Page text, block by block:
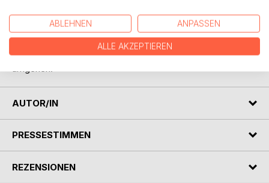
hervorbrechen. Eine besondere Zeitnähe gewinnt das Buch
ebenfalls dadurch, dass es zum Nachdenken anregt, wie
Menschen und Regierungen bis heute mit Schuld und
Mitschuld und mit politisch bedingten Migrationen
umgehen.
AUTOR/IN
PRESSESTIMMEN
REZENSIONEN
ABLEHNEN ANPASSEN
ALLE AKZEPTIEREN